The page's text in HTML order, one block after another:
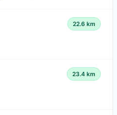
22.6 km
23.4 km